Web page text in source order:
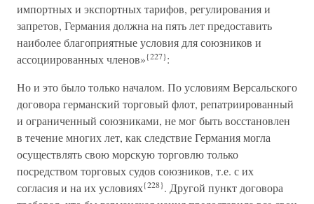
импортных и экспортных тарифов, регулирования и
запретов, Германия должна на пять лет предоставить
наиболее благоприятные условия для союзников и
ассоциированных членов»{227}:
Но и это было только началом. По условиям Версальского
договора германский торговый флот, репатриированный
и ограниченный союзниками, не мог быть восстановлен
в течение многих лет, как следствие Германия могла
осуществлять свою морскую торговлю только
посредством торговых судов союзников, т.е. с их
согласия и на их условиях{228}. Другой пункт договора